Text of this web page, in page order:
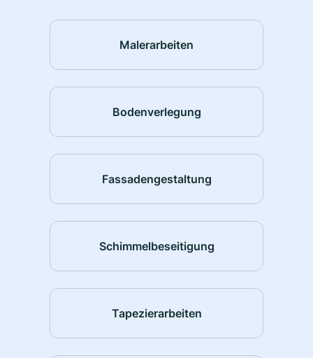
Malerarbeiten
Bodenverlegung
Fassadengestaltung
Schimmelbeseitigung
Tapezierarbeiten